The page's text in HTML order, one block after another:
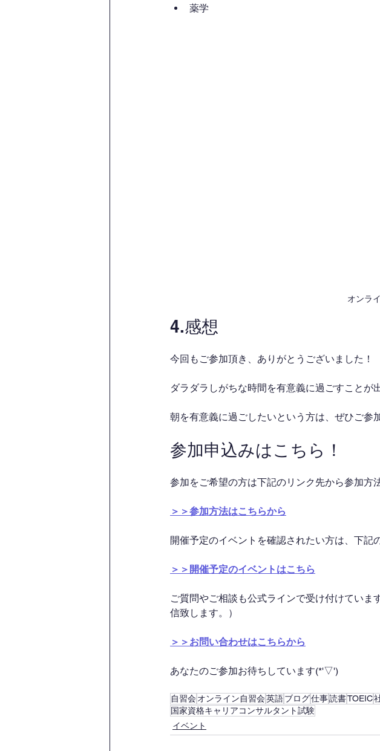
薬学
オンラ
4.感想
今回もご参加頂き、ありがとうございました！
ダラダラしがちな時間を有意義に過ごすことが
朝を有意義に過ごしたいという方は、ぜひご参
参加申込みはこちら！
参加をご希望の方は下記のリンク先から参加方
＞＞参加方法はこちらから
開催予定のイベントを確認されたい方は、下記
＞＞開催予定のイベントはこちら
ご質問やご相談も公式ラインで受け付けてい
信致します。）
＞＞お問い合わせはこちらから
あなたのご参加お待ちしています(*'▽')
自習会オンライン自習会英語ブログ仕事読書TOEIC
国家資格キャリアコンサルタント試験
イベント